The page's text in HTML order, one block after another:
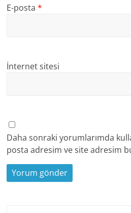
E-posta*
İnternet sitesi
Daha sonraki yorumlarımda
posta adresim ve site adresim